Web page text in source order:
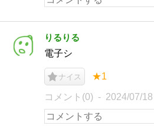
りるりる
電子シ
ナイス ★1
コメント(0) 2024/07/18